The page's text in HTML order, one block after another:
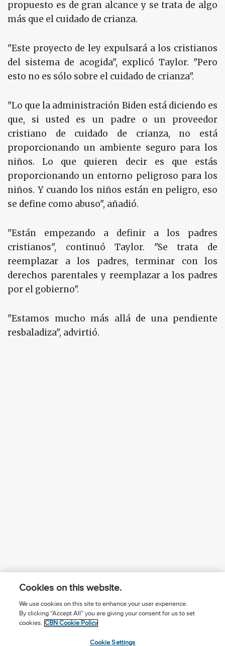
propuesto es de gran alcance y se trata de algo
más que el cuidado de crianza.
"Este proyecto de ley expulsará a los cristianos
del sistema de acogida", explicó Taylor. "Pero
esto no es sólo sobre el cuidado de crianza".
"Lo que la administración Biden está diciendo es
que, si usted es un padre o un proveedor
cristiano de cuidado de crianza, no está
proporcionando un ambiente seguro para los
niños. Lo que quieren decir es que estás
proporcionando un entorno peligroso para los
niños. Y cuando los niños están en peligro, eso
se define como abuso", añadió.
"Están empezando a definir a los padres
cristianos", continuó Taylor. "Se trata de
reemplazar a los padres, terminar con los
derechos parentales y reemplazar a los padres
por el gobierno".
"Estamos mucho más allá de una pendiente
resbaladiza", advirtió.
¿Conoces a Jesús?
Suscríbase al boletín
Seguir Mundo Cristiano
Cookies on this website.
We use cookies on this site to enhance your user experience.
By clicking “Accept All” you are giving your consent for us to set
cookies. CBN Cookie Policy
Cookie Settings